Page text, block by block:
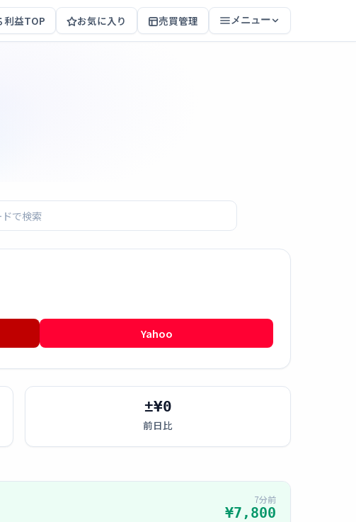
利益TOP お気に入り 売買管理 メニュー
Yahoo
±¥0
前日比
7分前
¥7,800